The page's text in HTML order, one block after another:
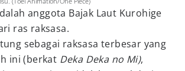
anggota Bajak Laut Kurohige
ras raksasa.
sebagai raksasa terbesar yang
ini (berkat Deka Deka no Mi),